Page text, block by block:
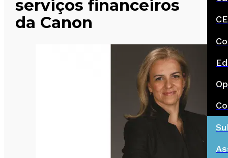
serviços financeiros
da Canon